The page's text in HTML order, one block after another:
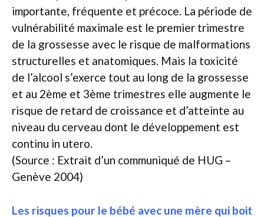
importante, fréquente et précoce. La période de
vulnérabilité maximale est le premier trimestre
de la grossesse avec le risque de malformations
structurelles et anatomiques. Mais la toxicité
de l’alcool s’exerce tout au long de la grossesse
et au 2ème et 3ème trimestres elle augmente le
risque de retard de croissance et d’atteinte au
niveau du cerveau dont le développement est
continu in utero.
(Source : Extrait d’un communiqué de HUG –
Genève 2004)
Les risques pour le bébé avec une mère qui boit